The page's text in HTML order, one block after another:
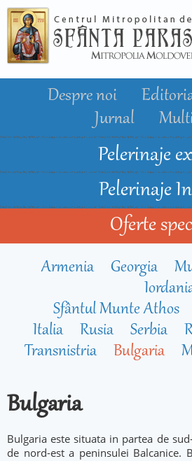
conţinutul
principal
Despre noi
Jurnal
Pelerinaje
Pelerinaje
Oferte
Armenia Georgia
Sfântul Munte Athos
Italia
Rusia Serbia
Transnistria
Bulgaria
Bulgaria
Bulgaria este situata in partea de
de nord-est a peninsulei Balcanice.